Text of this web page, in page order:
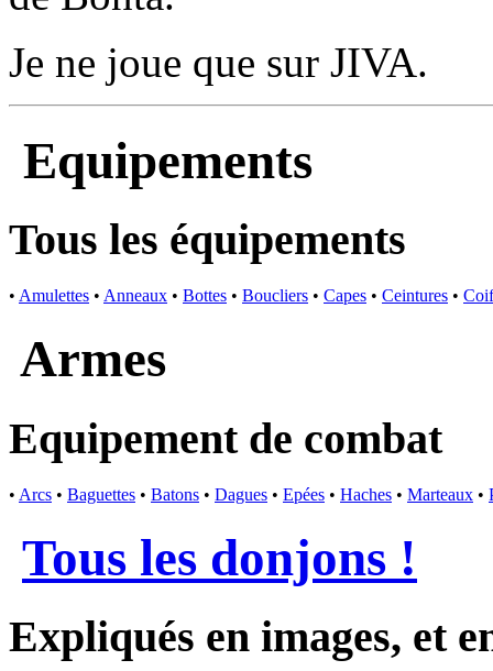
Je ne joue que sur JIVA.
Equipements
Tous les équipements
• Amulettes • Anneaux • Bottes • Boucliers • Capes • Ceintures •
Armes
Equipement de combat
• Arcs • Baguettes • Batons • Dagues • Epées • Haches • Marteaux •
Tous les donjons !
Expliqués en images, et